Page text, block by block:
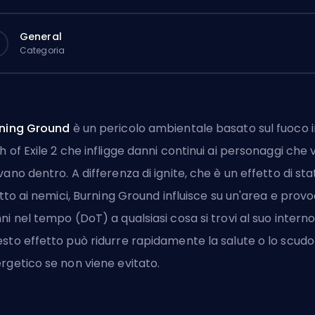
General
Categoria
Ground è un pericolo ambientale basato sul fuoco
of Exile 2 che infligge danni continui ai personaggi che
dentro. A differenza di ignite, che è un effetto di
ai nemici, Burning Ground influisce su un'area e
nel tempo (DoT) a qualsiasi cosa si trovi al suo
effetto può ridurre rapidamente la salute o lo scudo
se non viene evitato.